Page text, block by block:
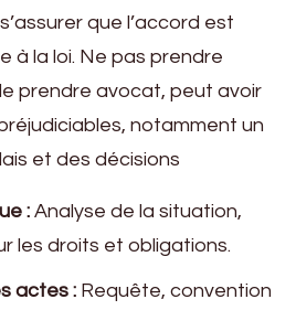
que l’accord est
à la loi. Ne pas prendre
prendre avocat, peut avoir
notamment un
et des décisions
: Analyse de la situation,
les droits et obligations.
actes : Requête, convention